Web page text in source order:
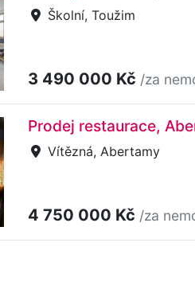
Školní, Toužim
3 490 000 Kč /za
Prodej restaurace,
Vítězná, Abertamy
4 750 000 Kč /za